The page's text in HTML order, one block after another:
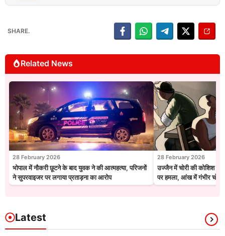
SHARE.
Related News
28 February 2026
भोपाल में नौकरी छूटने के बाद युवक ने की आत्महत्या, परिजनों
ने सुपरवाइजर पर लगाया प्रताड़ना का आरोप
28 February 2026
उज्जैन में चोरी की कोशिश
पर हमला, आंख में गंभीर चोट
Latest